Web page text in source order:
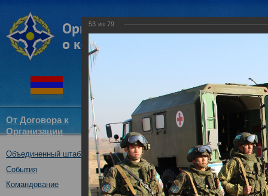
От Договора к
Организации
Структура
ОДКБ
Новости
Объединенный штаб ОДКБ
События
Командование
Открытие совместного
16.10.2017
53 из 79